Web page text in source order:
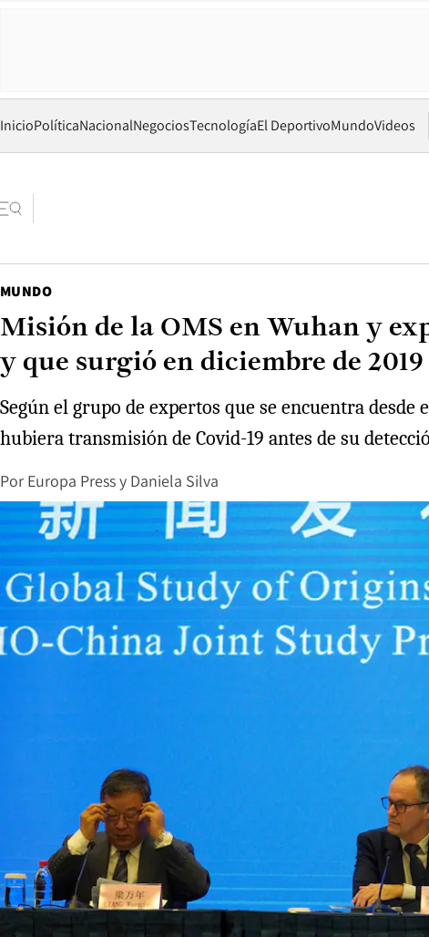
InicioPolíticaNacionalNegociosTecnologíaEl DeportivoMundoVideos
MUNDO
Misión de la OMS en Wuhan y
y que surgió en diciembre de 2019
Según el grupo de expertos que se encuentra
hubiera transmisión de Covid-19 antes de su
Por Europa Pressy Daniela Silva